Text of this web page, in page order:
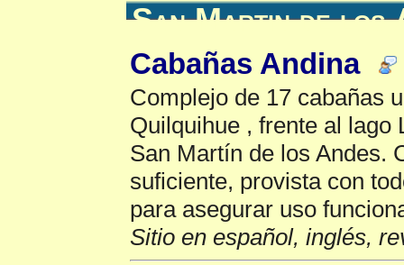
San Martin de los
Cabañas Andina
Complejo de 17 cabañas
Quilquihue , frente al lago
San Martín de los Andes.
suficiente, provista con
para asegurar uso
Sitio en español, inglés,